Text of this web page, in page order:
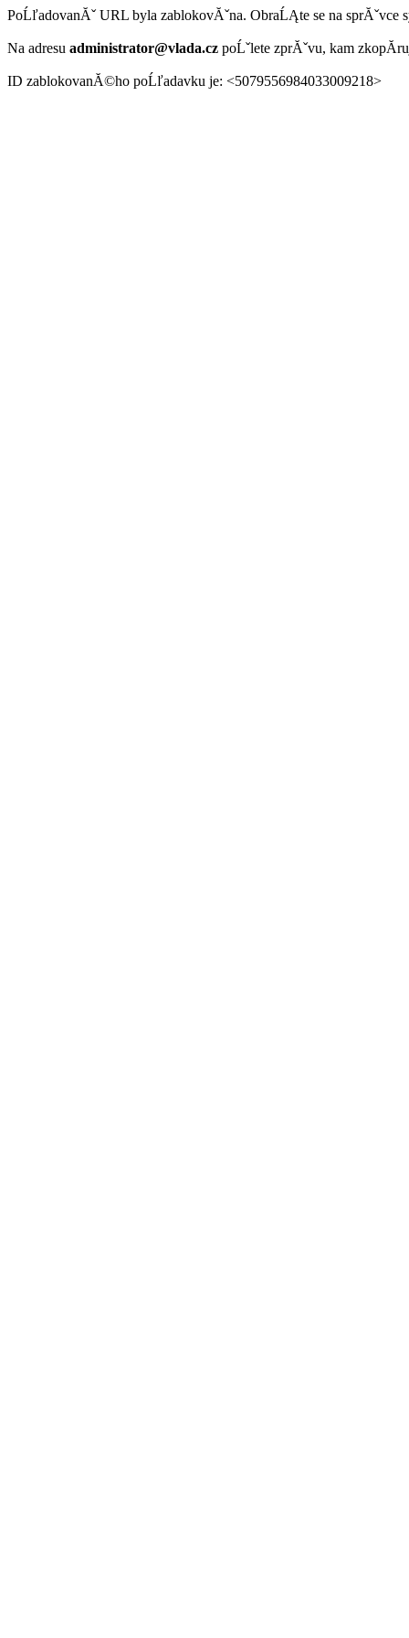
PoĹľadovanĂˇ URL byla zablokovĂˇna. ObraĹĄte se na sprĂˇvce
Na adresu administrator@vlada.cz poĹˇlete zprĂˇvu, kam
ID zablokovanĂ©ho poĹľadavku je: <5079556984033009218>